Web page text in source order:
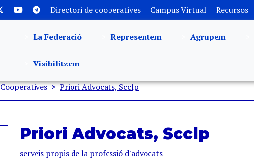
Directori de cooperatives Campus Virtual Recursos
La Federació Representem Agrupem
Visibilitzem
Cooperatives Priori Advocats, Scclp
Priori Advocats, Scclp
serveis propis de la professió d'advocats